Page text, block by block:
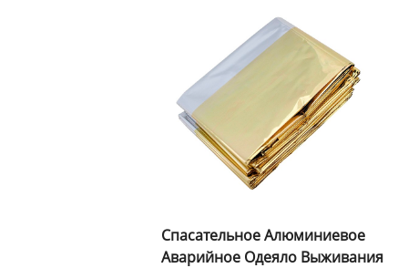
Спасательное Алюминиевое
Аварийное Одеяло Выживания